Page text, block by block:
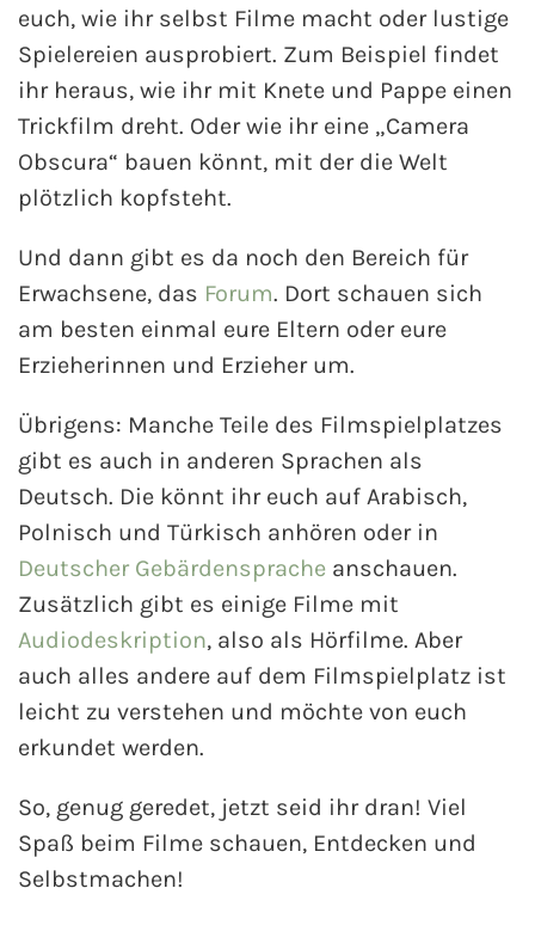
euch, wie ihr selbst Filme macht oder lustige
Spielereien ausprobiert. Zum Beispiel findet
ihr heraus, wie ihr mit Knete und Pappe einen
Trickfilm dreht. Oder wie ihr eine „Camera
Obscura“ bauen könnt, mit der die Welt
plötzlich kopfsteht.
Und dann gibt es da noch den Bereich für
Erwachsene, das Forum. Dort schauen sich
am besten einmal eure Eltern oder eure
Erzieherinnen und Erzieher um.
Übrigens: Manche Teile des Filmspielplatzes
gibt es auch in anderen Sprachen als
Deutsch. Die könnt ihr euch auf Arabisch,
Polnisch und Türkisch anhören oder in
Deutscher Gebärdensprache anschauen.
Zusätzlich gibt es einige Filme mit
Audiodeskription, also als Hörfilme. Aber
auch alles andere auf dem Filmspielplatz ist
leicht zu verstehen und möchte von euch
erkundet werden.
So, genug geredet, jetzt seid ihr dran! Viel
Spaß beim Filme schauen, Entdecken und
Selbstmachen!